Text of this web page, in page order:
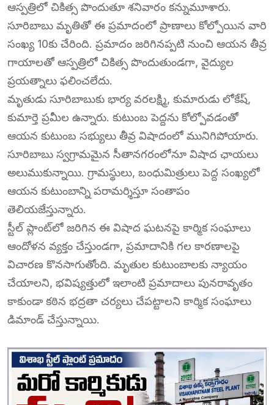
ఆస్పత్రిలో చికిత్స పొందుతూ శనివారం కన్నుమూశారు.
సూరిబాబు మృతితో ఈ ప్రమాదంలో ప్రాణాలు కోల్పోయిన వారి
సంఖ్య 10కు చేరింది. ప్రమాదం జరిగినప్పటి నుంచి ఆయన తీవ్ర
గాయాలతో ఆస్పత్రిలో చికిత్స పొందుతుండగా, వైద్యుల
ప్రయత్నాలు ఫలించలేదు.
మృతుడు సూరిబాబుకు భార్య వరలక్ష్మి, కుమారుడు లోకేష్,
కుమార్తె ప్రమీల ఉన్నారు. కుటుంబ పెద్దను కోల్పోవడంతో
ఆయన కుటుంబ సభ్యులు తీవ్ర విషాదంలో మునిగిపోయారు.
సూరిబాబు స్వగ్రామమైన సీతానగరంలోనూ విషాద ఛాయలు
అలుముకున్నాయి. గ్రామస్థులు, బంధుమిత్రులు పెద్ద సంఖ్యలో
ఆయన కుటుంబాన్ని పరామర్శిస్తూ సంతాపం
తెలియజేస్తున్నారు.
స్టీల్ ప్లాంట్‌లో జరిగిన ఈ విషాద ఘటనపై కార్మిక సంఘాలు
ఆందోళన వ్యక్తం చేస్తుండగా, ప్రమాదానికి గల కారణాలపై
విచారణ కొనసాగుతోంది. మృతుల కుటుంబాలకు న్యాయం
చేయాలని, భవిష్యత్తులో ఇలాంటి ప్రమాదాలు పునరావృతం
కాకుండా కఠిన భద్రతా చర్యలు చేపట్టాలని కార్మిక సంఘాలు
డిమాండ్ చేస్తున్నాయి.